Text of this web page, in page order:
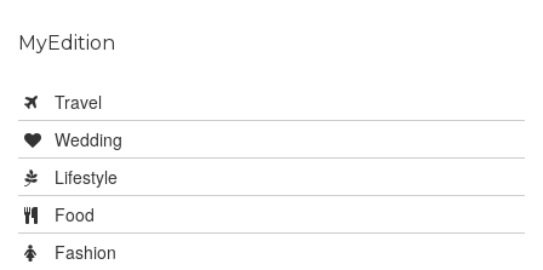
MyEdition
Travel
Wedding
Lifestyle
Food
Fashion